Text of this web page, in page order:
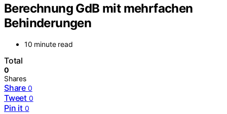
Berechnung GdB mit mehrfachen
Behinderungen
10 minute read
Total
0
Shares
Share 0
Tweet 0
Pin it 0